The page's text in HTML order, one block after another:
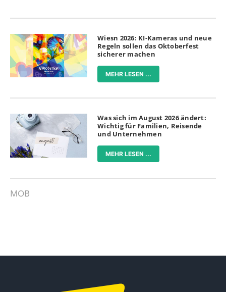
Wiesn 2026: KI-Kameras und neue
Regeln sollen das Oktoberfest
sicherer machen
MEHR LESEN ...
Was sich im August 2026 ändert:
Wichtig für Familien, Reisende
und Unternehmen
MEHR LESEN ...
MOB